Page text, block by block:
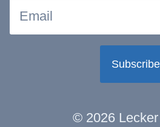
© 2026
Subscribe